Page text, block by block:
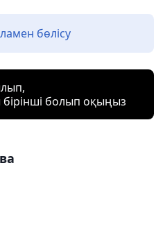
бөлісу
болып оқыңыз